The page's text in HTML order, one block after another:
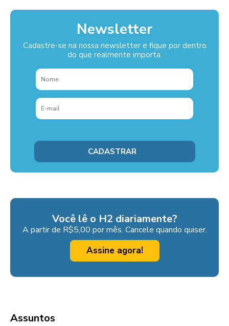
Newsletter
Cadastre-se na nossa newsletter e fique por dentro
do que realmente importa.
Você lê o H2 diariamente?
A partir de R$5,00 por mês. Cancele quando quiser.
Assine agora!
Assuntos